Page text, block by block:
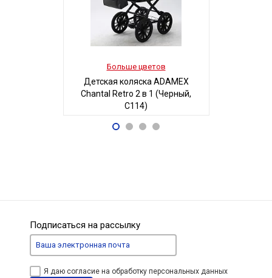
Больше цветов
Детская коляска ADAMEX
Chantal Retro 2 в 1 (Черный,
C114)
68 700 Р
Подписаться на рассылку
Я даю согласие на обработку персональных данных